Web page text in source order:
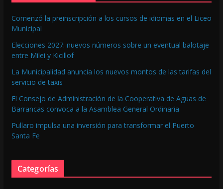
Comenzó la preinscripción a los cursos de idiomas en el Liceo
Municipal
Elecciones 2027: nuevos números sobre un eventual balotaje
entre Milei y Kicillof
La Municipalidad anuncia los nuevos montos de las tarifas del
servicio de taxis
El Consejo de Administración de la Cooperativa de Aguas de
Barrancas convoca a la Asamblea General Ordinaria
Pullaro impulsa una inversión para transformar el Puerto
Santa Fe
Categorías